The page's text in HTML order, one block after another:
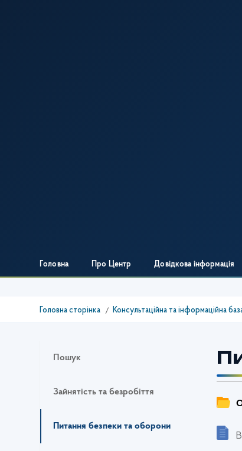
Головна Про Центр Довідкова інформація
Головна сторінка Консультаційна та інформаційна
Пошук
Зайнятість та безробіття
Питання безпеки та оборони